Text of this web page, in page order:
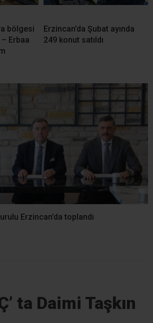
bölgesi
– Erbaa
Erzincan’da Şubat ayında
249 konut satıldı
Erzincan’da toplandı
ta Daimi Taşkın